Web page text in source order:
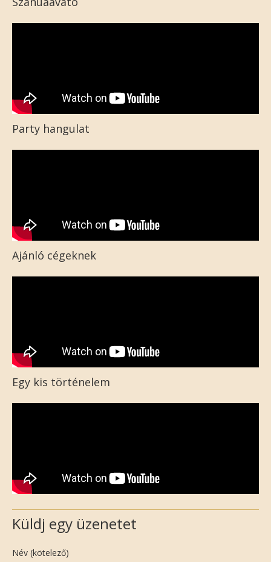
Party hangulat
Ajánló cégeknek
Egy kis történelem
Küldj egy üzenetet
Név (kötelező)